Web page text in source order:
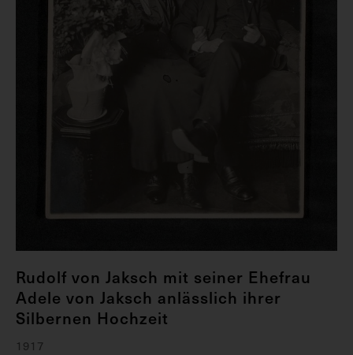
Rudolf von Jaksch mit seiner Ehefrau
Adele von Jaksch anlässlich ihrer
Silbernen Hochzeit
1917